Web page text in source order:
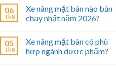
06
Th8
Xe nâng mặt bàn nào bán
chạy nhất năm 2026?
05
Th8
Xe nâng mặt bàn có phù
hợp ngành dược phẩm?